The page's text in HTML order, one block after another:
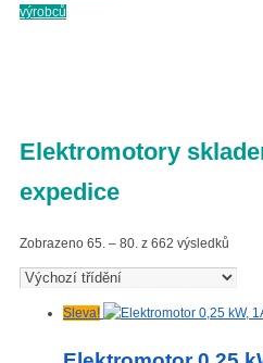
výrobců
Elektromotory
expedice
Zobrazeno 65. – 80. z 662 výsledků
Sleva!